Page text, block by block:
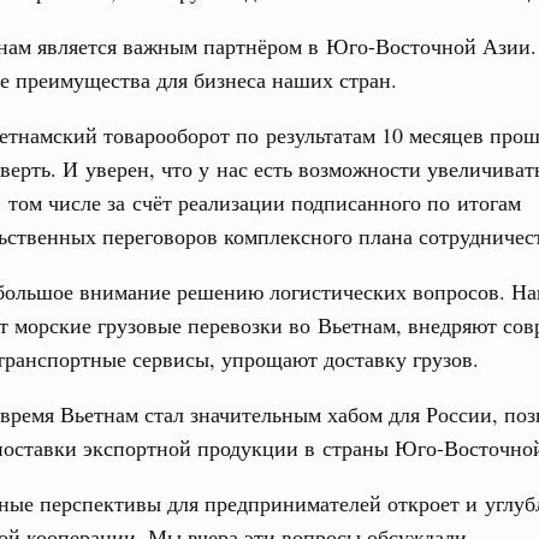
является важным партнёром в Юго-Восточной
преимущества для бизнеса наших стран.
товарооборот по результатам 10 месяцев
И уверен, что у нас есть возможности
том числе за счёт реализации подписанного по итогам
переговоров комплексного плана
внимание решению логистических вопросов.
морские грузовые перевозки во Вьетнам, внедряют
сервисы, упрощают доставку грузов.
Вьетнам стал значительным хабом для России,
экспортной продукции в страны Юго-
перспективы для предпринимателей откроет и